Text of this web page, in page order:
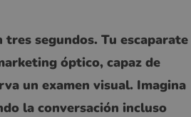
segundos. Tu escaparate
óptico, capaz de
un examen visual. Imagina
la conversación incluso